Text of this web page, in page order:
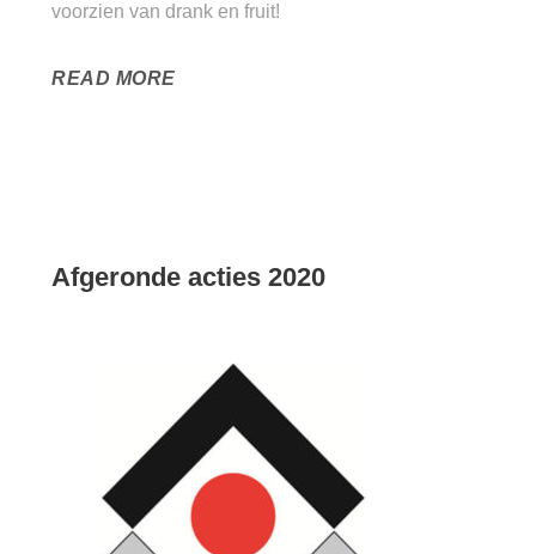
voorzien van drank en fruit!
READ MORE
Afgeronde acties 2020